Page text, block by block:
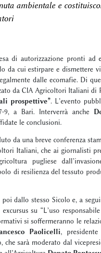
ambientale e
di autorizzazione pronti ad
da cui estirpare e dismettere
dalle ecomafie. Di
da CIA Agricoltori Italiani di
prospettive”. L’evento
9, a Bari. Interverrà anche
le conclusioni.
da una breve conferenza
Italiani, che ai giornalisti
pugliese
di resilienza del tessuto
dallo stesso Sicolo e, a
su “L’uso
si soffermeranno le
Paolicelli, presidente
che sarà moderato dal